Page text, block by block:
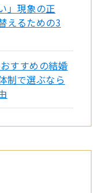
」現象の正
えるための3
すすめの結婚
制で選ぶなら